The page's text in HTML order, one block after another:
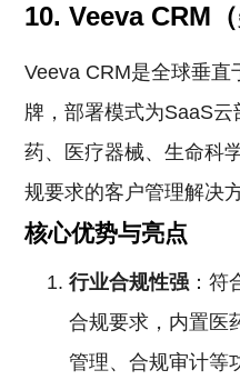
10. Veeva CRM（
Veeva CRM是全球垂直
牌，部署模式为SaaS
药、医疗器械、生命科
规要求的客户管理解决方
核心优势与亮点
行业合规性强 ：
合规要求，内置医
管理、合规审计等